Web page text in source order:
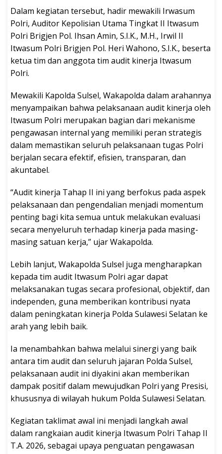
Dalam kegiatan tersebut, hadir mewakili Irwasum
Polri, Auditor Kepolisian Utama Tingkat II Itwasum
Polri Brigjen Pol. Ihsan Amin, S.I.K., M.H., Irwil II
Itwasum Polri Brigjen Pol. Heri Wahono, S.I.K., beserta
ketua tim dan anggota tim audit kinerja Itwasum
Polri.
Mewakili Kapolda Sulsel, Wakapolda dalam arahannya
menyampaikan bahwa pelaksanaan audit kinerja oleh
Itwasum Polri merupakan bagian dari mekanisme
pengawasan internal yang memiliki peran strategis
dalam memastikan seluruh pelaksanaan tugas Polri
berjalan secara efektif, efisien, transparan, dan
akuntabel.
“Audit kinerja Tahap II ini yang berfokus pada aspek
pelaksanaan dan pengendalian menjadi momentum
penting bagi kita semua untuk melakukan evaluasi
secara menyeluruh terhadap kinerja pada masing-
masing satuan kerja,” ujar Wakapolda.
Lebih lanjut, Wakapolda Sulsel juga mengharapkan
kepada tim audit Itwasum Polri agar dapat
melaksanakan tugas secara profesional, objektif, dan
independen, guna memberikan kontribusi nyata
dalam peningkatan kinerja Polda Sulawesi Selatan ke
arah yang lebih baik.
Ia menambahkan bahwa melalui sinergi yang baik
antara tim audit dan seluruh jajaran Polda Sulsel,
pelaksanaan audit ini diyakini akan memberikan
dampak positif dalam mewujudkan Polri yang Presisi,
khususnya di wilayah hukum Polda Sulawesi Selatan.
Kegiatan taklimat awal ini menjadi langkah awal
dalam rangkaian audit kinerja Itwasum Polri Tahap II
T.A. 2026, sebagai upaya penguatan pengawasan